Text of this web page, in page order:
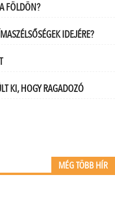
FÖLDÖN?
IDEJÉRE?
KI, HOGY RAGADOZÓ
MÉG TÖBB HÍR